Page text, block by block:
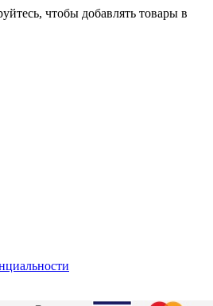
чтобы добавлять товары в